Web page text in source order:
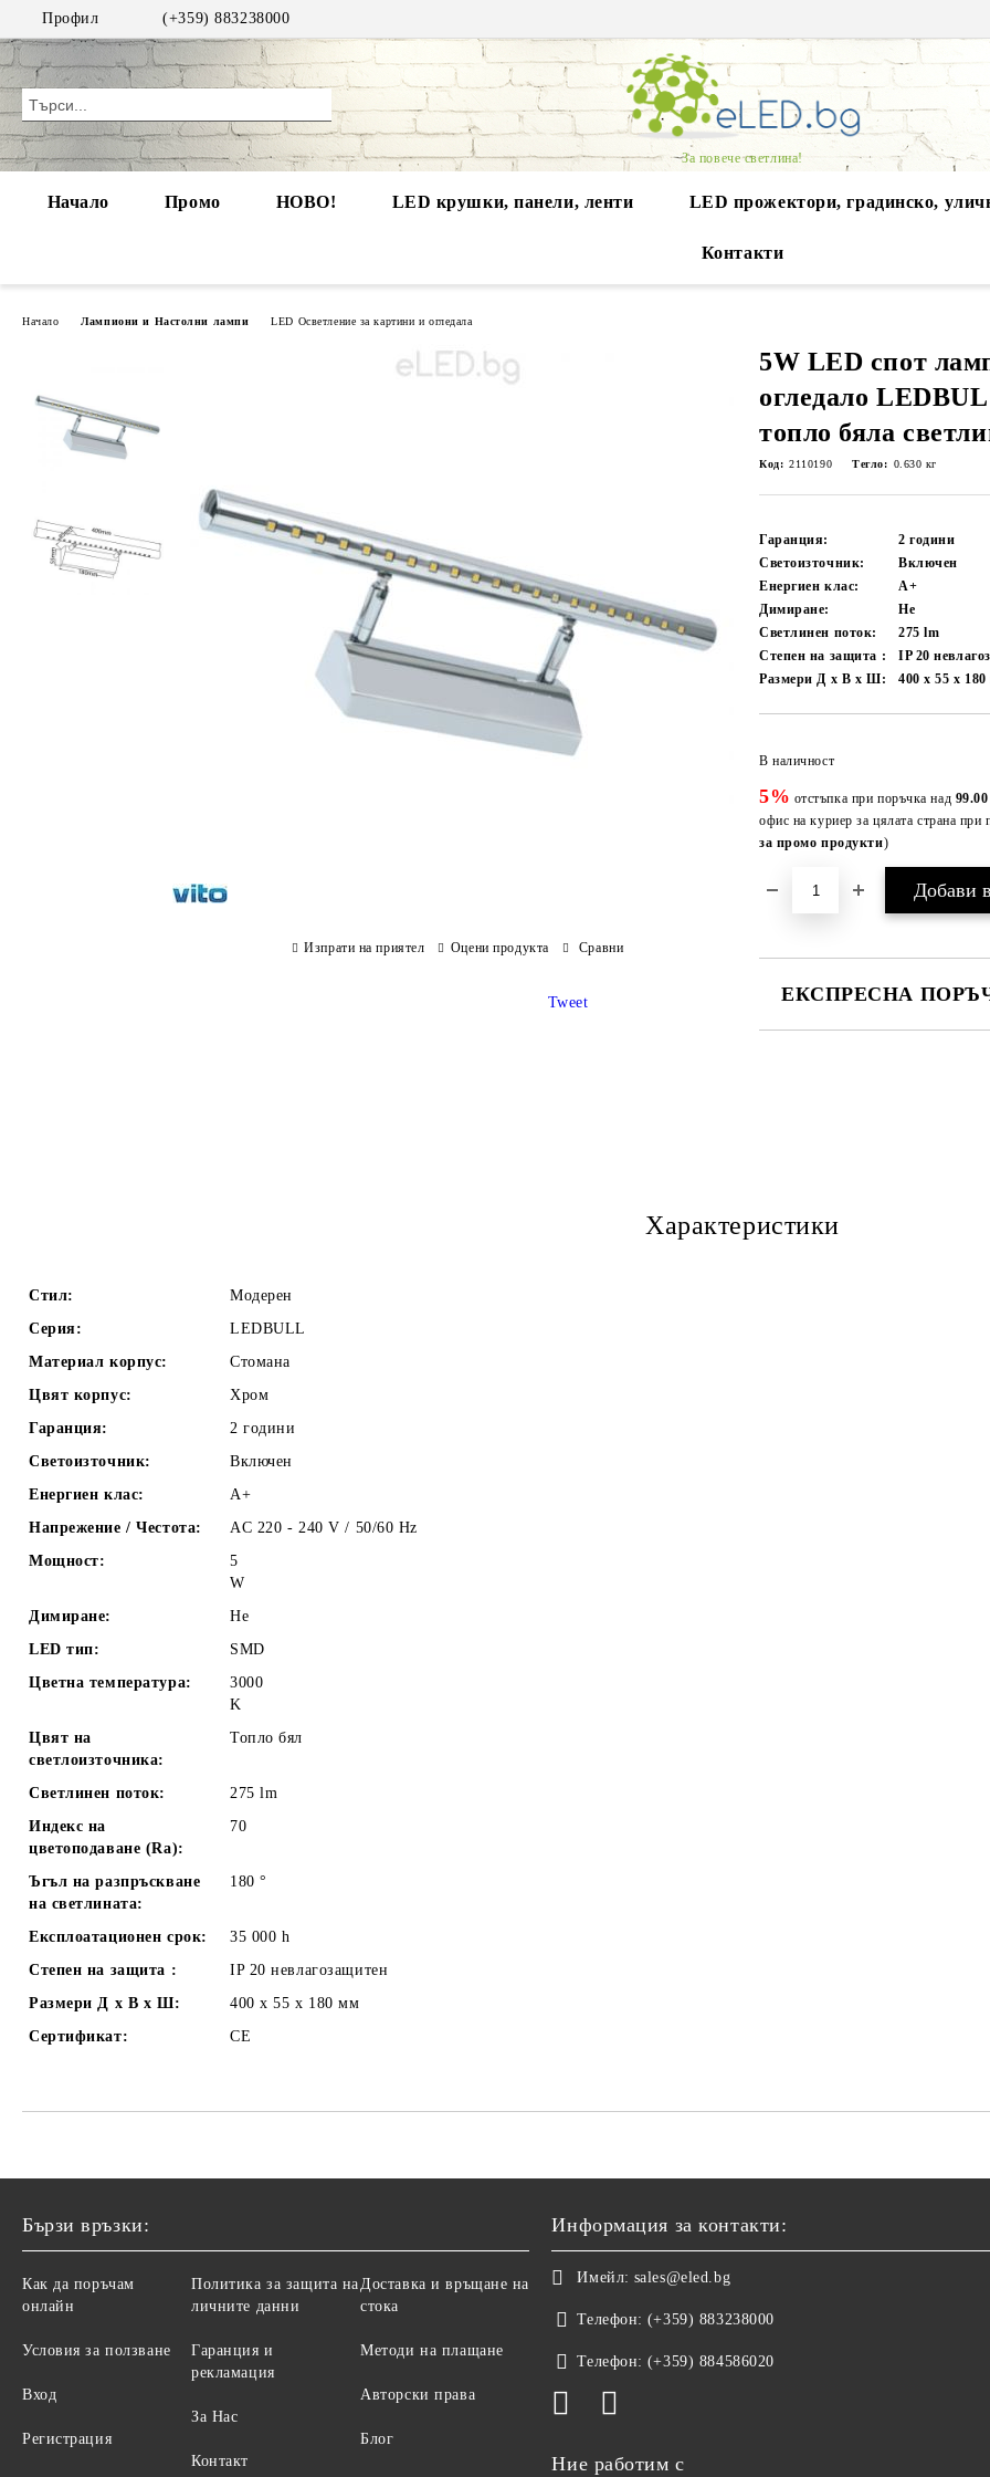
Профил (+359) 883238000
За повече светлина!
Начало Промо НОВО! LED крушки, панели, ленти LED прожектори, градинско,
Контакти
Начало Лампиони и Настолни лампи LED Осветление за картини и огледала
5W LED спот
огледало
топло бяла
Код: 2110190 Тегло: 0.630 кг
Гаранция:
2 години
Светоизточник:
Включен
Енергиен клас:
A+
Димиране:
Не
Светлинен поток:
275lm
Степен на защита :
IP 20
Размери Д х В х Ш:
400 x 55 x 180
В наличност
5% отстъпка при поръчка над
офис на куриер за цялата страна при
за промо продукти)
ЕКСПРЕСНА
Изпрати на приятел Оцени продукта Сравни
Tweet
Характеристики
Стил:
Модерен
Серия:
LEDBULL
Материал корпус:
Стомана
Цвят корпус:
Хром
Гаранция:
2 години
Светоизточник:
Включен
Енергиен клас:
A+
Напрежение / Честота:
AC 220 - 240 V / 50/60 Hz
Мощност:
5
W
Димиране:
Не
LED тип:
SMD
Цветна температура:
3000
K
Цвят на
светлоизточника:
Топло бял
Светлинен поток: 275lm
Индекс на
цветоподаване (Ra):
70
Ъгъл на разпръскване
на светлината:
180°
Експлоатационен срок: 35 000 h
Степен на защита :
IP 20 невлагозащитен
Размери Д х В х Ш:
400 x 55 x 180мм
Сертификат:
CE
Бързи връзки:
Как да поръчам
онлайн
Условия за ползване
Вход
Регистрация
Политика за защита на
личните данни
Гаранция и
рекламация
За Нас
Контакт
Доставка и връщане на
стока
Методи на плащане
Авторски права
Блог
Информация за контакти:
Имейл: sales@eled.bg
Телефон: (+359) 883238000
Телефон: (+359) 884586020
Ние работим с